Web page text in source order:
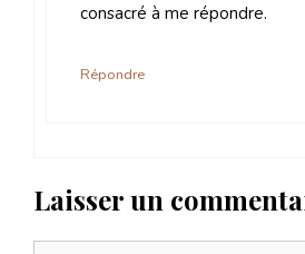
consacré à me répondre.
Répondre
Laisser un